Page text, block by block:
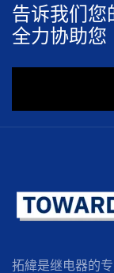
告诉我们您
全力协助您
拓緯是继电器的